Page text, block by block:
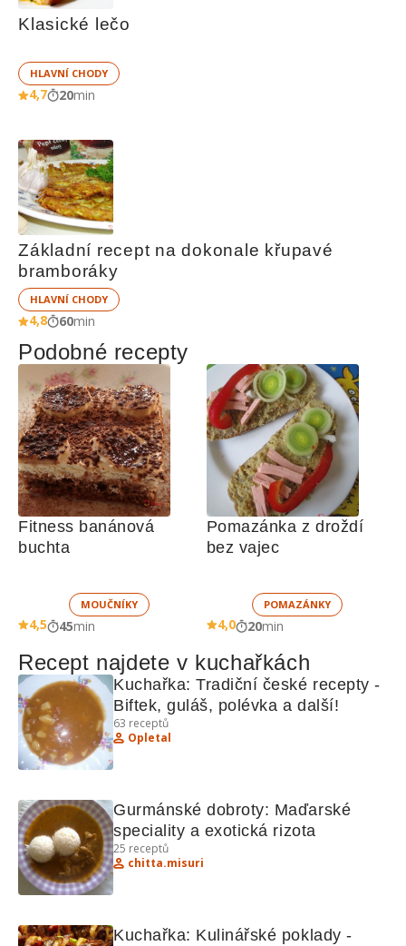
Klasické lečo
HLAVNÍ CHODY
4,7 20min
Základní recept na dokonale křupavé
bramboráky
HLAVNÍ CHODY
4,8 60min
Podobné recepty
Fitness banánová
buchta
MOUČNÍKY
4,5 45min
Pomazánka z droždí
bez vajec
POMAZÁNKY
4,0 20min
Recept najdete v kuchařkách
Kuchařka: Tradiční české recepty -
Biftek, guláš, polévka a další!
63 receptů
Opletal
Gurmánské dobroty: Maďarské
speciality a exotická rizota
25 receptů
chitta.misuri
Kuchařka: Kulinářské poklady -